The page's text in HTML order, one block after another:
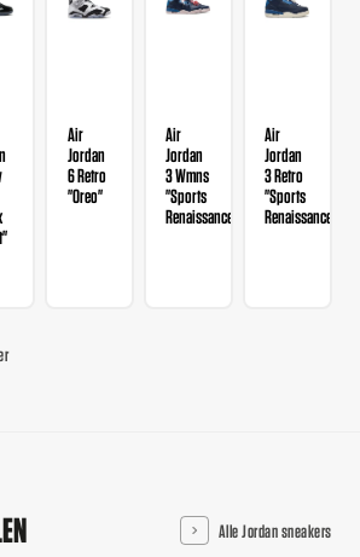
Air
Jordan
6 Retro
"Oreo"
Air
Jordan
3 Wmns
"Sports
Renaissance"
Air
Jordan
3 Retro
"Sports
Renaissance"
Alle Jordan sneakers